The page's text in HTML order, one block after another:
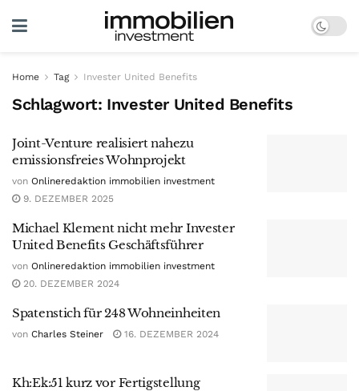
Home Tag Invester United Benefits
Schlagwort: Invester United Benefits
Joint-Venture realisiert nahezu
emissionsfreies Wohnprojekt
von Onlineredaktion immobilien investment
9. DEZEMBER 2025
Michael Klement nicht mehr Invester
United Benefits Geschäftsführer
von Onlineredaktion immobilien investment
20. DEZEMBER 2024
Spatenstich für 248 Wohneinheiten
von Charles Steiner 16. DEZEMBER 2024
Kh:Ek:51 kurz vor Fertigstellung